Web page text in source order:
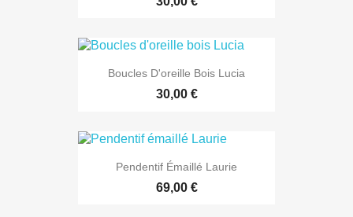
Boucles D'oreille Bois Lucia
30,00 €
Pendentif Émaillé Laurie
69,00 €